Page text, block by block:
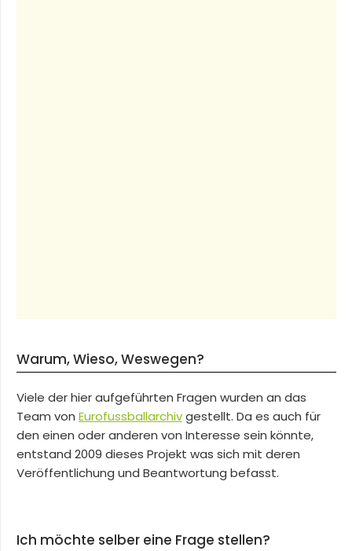
Warum, Wieso, Weswegen?
Viele der hier aufgeführten Fragen wurden an das
Team von Eurofussballarchivgestellt. Da es auch für
den einen oder anderen von Interesse sein könnte,
entstand 2009 dieses Projekt was sich mit deren
Veröffentlichung und Beantwortung befasst.
Ich möchte selber eine Frage stellen?